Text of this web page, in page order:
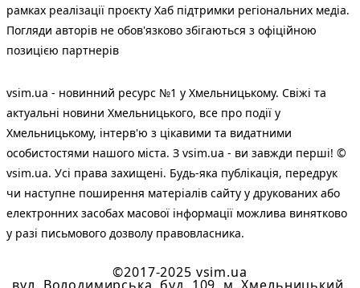
рамках реалізації проєкту Хаб підтримки регіональних медіа.
Погляди авторів не обов'язково збігаються з офіційною
позицією партнерів
vsim.ua - новинний ресурс №1 у Хмельницькому. Свіжі та
актуальні новини Хмельницького, все про події у
Хмельницькому, інтерв'ю з цікавими та видатними
особистостями нашого міста. З vsim.ua - ви завжди перші! ©
vsim.ua. Усі права захищені. Будь-яка публiкацiя, передрук
чи наступне поширення матеріалів сайту у друкованих або
електронних засобах масової інформації можлива винятково
у разі письмового дозволу правовласника.
©2017-2025 vsim.ua